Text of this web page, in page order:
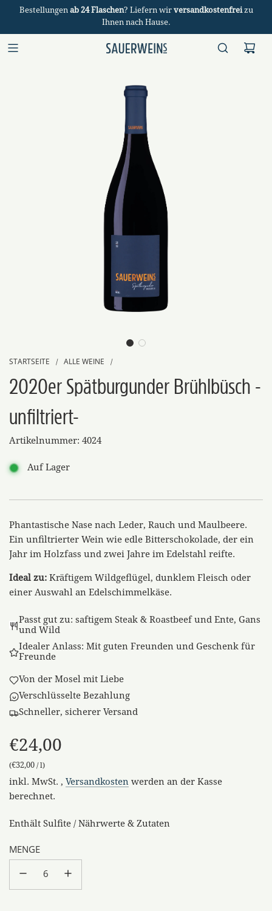
Bestellungen ab 24 Flaschen? Liefern wir versandkostenfreizu
Ihnen nach Hause.
STARTSEITE / ALLE WEINE /
2020er Spätburgunder Brühlbüsch -
unfiltriert-
Artikelnummer: 4024
Auf Lager
Phantastische Nase nach Leder, Rauch und Maulbeere.
Ein unfiltrierter Wein wie edle Bitterschokolade, der ein
Jahr im Holzfass und zwei Jahre im Edelstahl reifte.
Ideal zu: Kräftigem Wildgeflügel, dunklem Fleisch oder
einer Auswahl an Edelschimmelkäse.
Passt gut zu: saftigem Steak & Roastbeef und Ente, Gans
und Wild
Idealer Anlass: Mit guten Freunden und Geschenk für
Freunde
Von der Mosel mit Liebe
Verschlüsselte Bezahlung
Schneller, sicherer Versand
Sonderpreis
Regulärer
Preis
€24,00
(€32,00 / l)
inkl. MwSt. , Versandkosten werden an der Kasse
berechnet.
Enthält Sulfite / Nährwerte & Zutaten
MENGE